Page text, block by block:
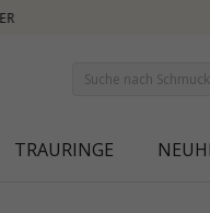
TRAURINGE